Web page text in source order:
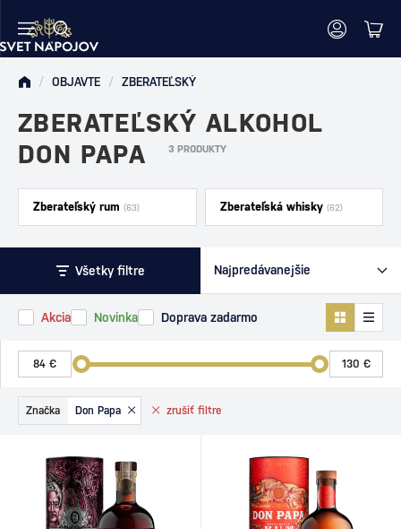
/ OBJAVTE / ZBERATEĽSKÝ
ZBERATEĽSKÝ ALKOHOL
DON PAPA
3 PRODUKTY
Zberateľský rum (63) Zberateľská whisky (62)
Všetky filtre
Akcia Novinka Doprava zadarmo
zrušiť filtre
Značka Don Papa